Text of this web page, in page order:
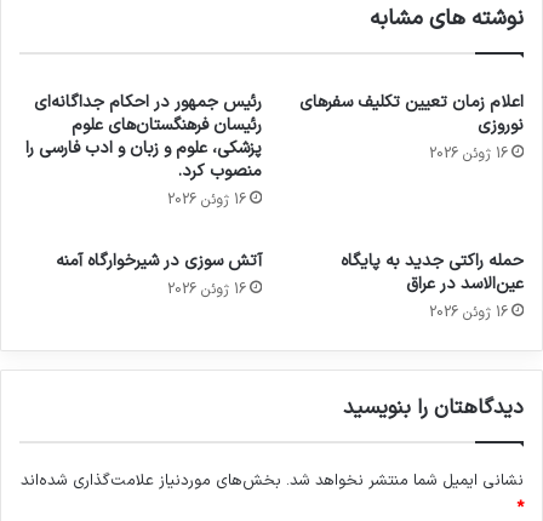
نوشته های مشابه
اعلام زمان تعیین تکلیف سفرهای
نوروزی
16 ژوئن 2026
رئیس جمهور در احکام جداگانه‌ای
رئیسان فرهنگستان‌های علوم
پزشکی، علوم و زبان و ادب فارسی را
منصوب کرد.
16 ژوئن 2026
حمله راکتی جدید به پایگاه
عین‌الاسد در عراق
16 ژوئن 2026
آتش سوزی در شیرخوارگاه آمنه
16 ژوئن 2026
دیدگاهتان را بنویسید
نشانی ایمیل شما منتشر نخواهد شد. بخش‌های موردنیاز علامت‌گذاری شده‌اند
*